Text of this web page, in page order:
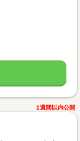
1週間以内公開